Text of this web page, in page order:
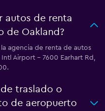
autos de renta
de Oakland?
agencia de renta de autos
Intl Airport - 7600 Earhart Rd,
de traslado o
de aeropuerto